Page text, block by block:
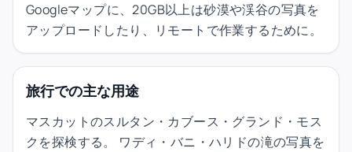
Googleマップに、20GB以上は砂漠や渓谷の写真を
アップロードしたり、リモートで作業するために。
旅行での主な用途
マスカットのスルタン・カブース・グランド・モス
クを探検する。 ワディ・バニ・ハリドの滝の写真を